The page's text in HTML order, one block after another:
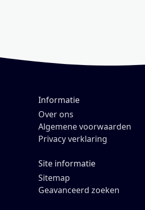
Informatie
Over ons
Algemene voorwaarden
Privacy verklaring
Site informatie
Sitemap
Geavanceerd zoeken